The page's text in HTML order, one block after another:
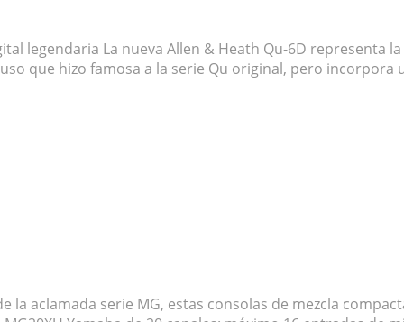
legendaria La nueva Allen & Heath Qu-6D representa
que hizo famosa a la serie Qu original, pero
la aclamada serie MG, estas consolas de mezcla